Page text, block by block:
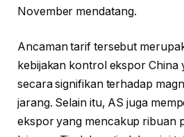
November mendatang.
Ancaman tarif tersebut
kebijakan kontrol ekspor China
secara signifikan terhadap
jarang. Selain itu, AS juga
ekspor yang mencakup ribuan